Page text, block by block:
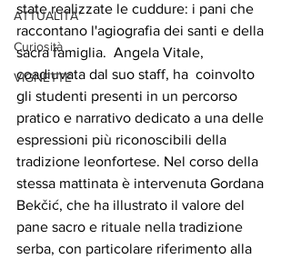
ATTUALITA'
Curiosità
VIGNETTE
state realizzate le cuddure: i pani che
raccontano l'agiografia dei santi e della
sacra famiglia.  Angela Vitale,
coadiuvata dal suo staff, ha  coinvolto
gli studenti presenti in un percorso
pratico e narrativo dedicato a una delle
espressioni più riconoscibili della
tradizione leonfortese. Nel corso della
stessa mattinata è intervenuta Gordana
Bekčić, che ha illustrato il valore del
pane sacro e rituale nella tradizione
serba, con particolare riferimento alla